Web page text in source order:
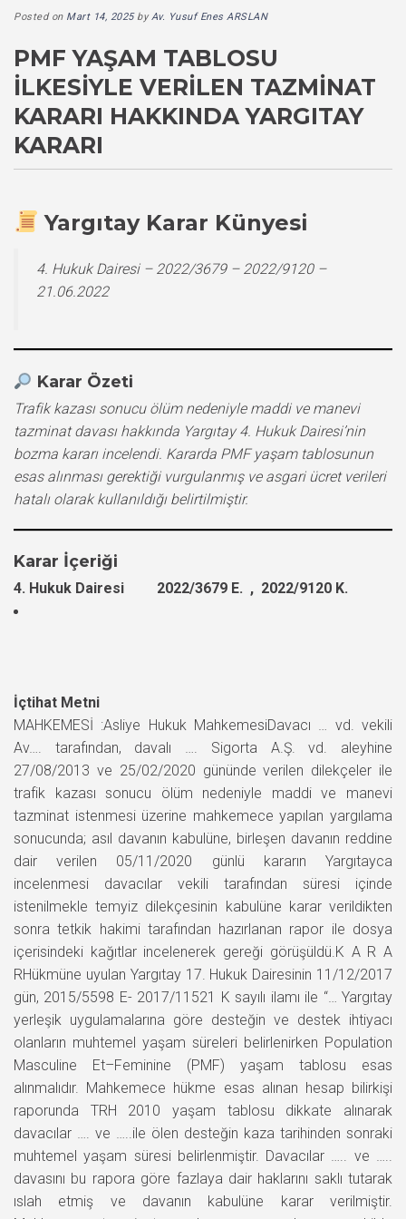
Posted on Mart 14, 2025byAv. Yusuf Enes ARSLAN
PMF YAŞAM TABLOSU
İLKESIYLE VERILEN TAZMINAT
KARARI HAKKINDA YARGITAY
KARARI
Yargıtay Karar Künyesi
4. Hukuk Dairesi – 2022/3679 – 2022/9120 –
21.06.2022
Karar Özeti
Trafik kazası sonucu ölüm nedeniyle maddi ve manevi
tazminat davası hakkında Yargıtay 4. Hukuk Dairesi’nin
bozma kararı incelendi. Kararda PMF yaşam tablosunun
esas alınması gerektiği vurgulanmış ve asgari ücret verileri
hatalı olarak kullanıldığı belirtilmiştir.
Karar İçeriği
4. Hukuk Dairesi 2022/3679 E. , 2022/9120 K.
İçtihat Metni
MAHKEMESİ :Asliye Hukuk MahkemesiDavacı … vd. vekili
Av…. tarafından, davalı …. Sigorta A.Ş. vd. aleyhine
27/08/2013 ve 25/02/2020 gününde verilen dilekçeler ile
trafik kazası sonucu ölüm nedeniyle maddi ve manevi
tazminat istenmesi üzerine mahkemece yapılan yargılama
sonucunda; asıl davanın kabulüne, birleşen davanın reddine
dair verilen 05/11/2020 günlü kararın Yargıtayca
incelenmesi davacılar vekili tarafından süresi içinde
istenilmekle temyiz dilekçesinin kabulüne karar verildikten
sonra tetkik hakimi tarafından hazırlanan rapor ile dosya
içerisindeki kağıtlar incelenerek gereği görüşüldü.K A R A
RHükmüne uyulan Yargıtay 17. Hukuk Dairesinin 11/12/2017
gün, 2015/5598 E- 2017/11521 K sayılı ilamı ile “… Yargıtay
yerleşik uygulamalarına göre desteğin ve destek ihtiyacı
olanların muhtemel yaşam süreleri belirlenirken Population
Masculine Et–Feminine (PMF) yaşam tablosu esas
alınmalıdır. Mahkemece hükme esas alınan hesap bilirkişi
raporunda TRH 2010 yaşam tablosu dikkate alınarak
davacılar …. ve …..ile ölen desteğin kaza tarihinden sonraki
muhtemel yaşam süresi belirlenmiştir. Davacılar ….. ve …..
davasını bu rapora göre fazlaya dair haklarını saklı tutarak
ıslah etmiş ve davanın kabulüne karar verilmiştir.